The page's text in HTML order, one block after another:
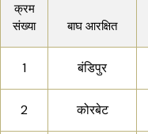
क्रम
संख्या
बाघ आरक्षित
1 बंडिपुर
2 कोरबेट